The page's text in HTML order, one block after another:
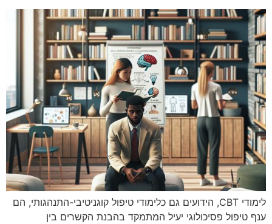
לימודי CBT, הידועים גם כלימודי טיפול קוגניטיבי-התנהגותי, הם
ענף טיפול פסיכולוגי יעיל המתמקד בהבנת הקשרים בין